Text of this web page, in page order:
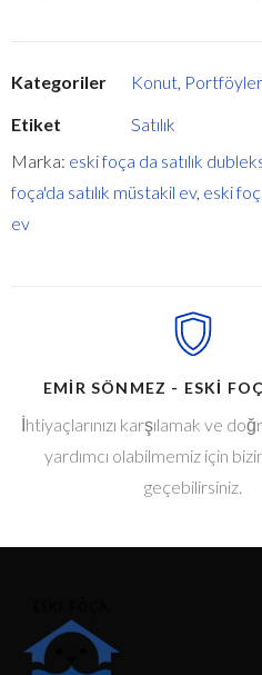
Kategoriler Konut
Etiket
Satılık
Marka: eski foça da satılık
foça'da satılık müstakil ev, eski
ev
EMİR SÖNMEZ - ESKİ
İhtiyaçlarınızı karşılamak ve
yardımcı olabilmemiz için
geçebilirsiniz.